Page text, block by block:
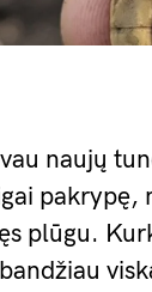
naujų
pakrypę,
plūgu.